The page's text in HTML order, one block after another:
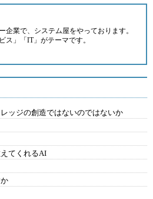
企業で、システム屋をやっております。
ス」「IT」がテーマです。
ッジの創造ではないのではないか
てくれるAI